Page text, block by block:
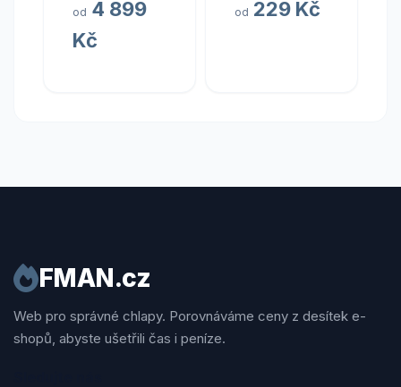
30 kapslí
od 4 899
Kč
od 229 Kč
FMAN.cz
Web pro správné chlapy. Porovnáváme ceny z desítek e-
shopů, abyste ušetřili čas i peníze.